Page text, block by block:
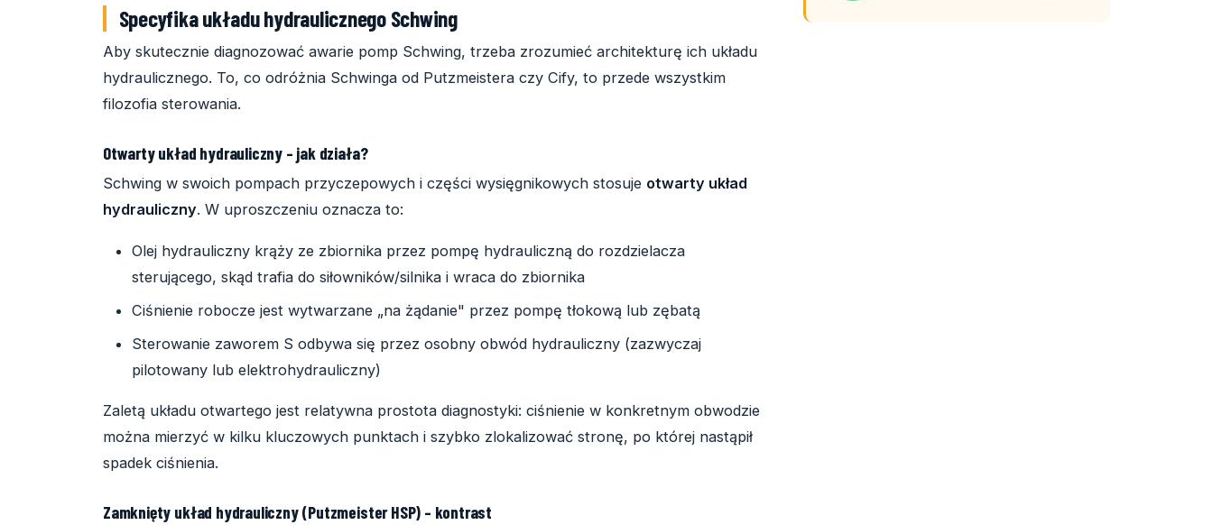
Specyfika układu hydraulicznego Schwing
Aby skutecznie diagnozować awarie pomp Schwing, trzeba zrozumieć architekturę ich układu
hydraulicznego. To, co odróżnia Schwinga od Putzmeistera czy Cify, to przede wszystkim
filozofia sterowania.
Otwarty układ hydrauliczny – jak działa?
Schwing w swoich pompach przyczepowych i części wysięgnikowych stosuje otwarty układ
hydrauliczny. W uproszczeniu oznacza to:
Olej hydrauliczny krąży ze zbiornika przez pompę hydrauliczną do rozdzielacza
sterującego, skąd trafia do siłowników/silnika i wraca do zbiornika
Ciśnienie robocze jest wytwarzane „na żądanie" przez pompę tłokową lub zębatą
Sterowanie zaworem S odbywa się przez osobny obwód hydrauliczny (zazwyczaj
pilotowany lub elektrohydrauliczny)
Zaletą układu otwartego jest relatywna prostota diagnostyki: ciśnienie w konkretnym obwodzie
można mierzyć w kilku kluczowych punktach i szybko zlokalizować stronę, po której nastąpił
spadek ciśnienia.
Zamknięty układ hydrauliczny (Putzmeister HSP) – kontrast